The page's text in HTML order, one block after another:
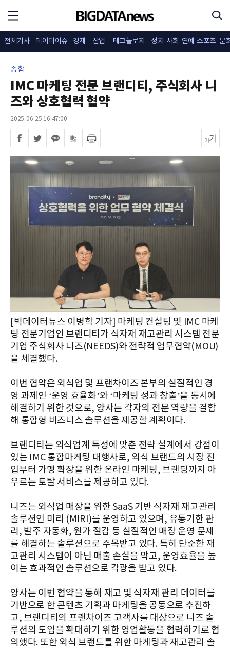
전체기사 데이터이슈 경제 산업 테크놀로지 정치·사회 연예·스포츠 문
종합
IMC 마케팅 전문 브랜디티, 주식회사 니
즈와 상호협력 협약
2025-06-25 16:47:00
[빅데이터뉴스 이병학 기자] 마케팅 컨설팅 및 IMC 마케
팅 전문기업인 브랜디티가 식자재 재고관리 시스템 전문
기업 주식회사 니즈(NEEDS)와 전략적 업무협약(MOU)
을 체결했다.
이번 협약은 외식업 및 프랜차이즈 본부의 실질적인 경
영 과제인 ‘운영 효율화’와 ‘마케팅 성과 창출’을 동시에
해결하기 위한 것으로, 양사는 각자의 전문 역량을 결합
해 통합형 비즈니스 솔루션을 제공할 계획이다.
브랜디티는 외식업계 특성에 맞춘 전략 설계에서 강점이
있는 IMC 통합마케팅 대행사로, 외식 브랜드의 시장 진
입부터 가맹 확장을 위한 온라인 마케팅, 브랜딩까지 아
우르는 토탈 서비스를 제공하고 있다.
니즈는 외식업 매장을 위한 SaaS 기반 식자재 재고관리
솔루션인 미리 (MIRI)를 운영하고 있으며, 유통기한 관
리, 발주 자동화, 원가 절감 등 실질적인 매장 운영 문제
를 해결하는 솔루션으로 주목받고 있다. 특히 단순한 재
고관리 시스템이 아닌 매출 손실을 막고, 운영효율을 높
이는 효과적인 솔루션으로 각광을 받고 있다.
양사는 이번 협약을 통해 재고 및 식자재 관리 데이터를
기반으로 한 콘텐츠 기획과 마케팅을 공동으로 추진하
고, 브랜디티의 프랜차이즈 고객사를 대상으로 니즈 솔
루션의 도입을 확대하기 위한 영업활동을 협력하기로 협
의했다. 또한 외식 브랜드를 위한 마케팅과 재고관리 솔